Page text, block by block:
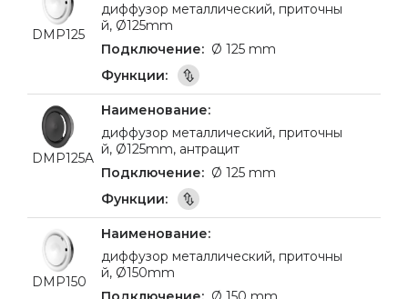
DMP125
диффузор металлический, приточны
й, Ø125mm
Ø 125 mm
DMP125A
диффузор металлический, приточны
й, Ø125mm, антрацит
Ø 125 mm
DMP150
диффузор металлический, приточны
й, Ø150mm